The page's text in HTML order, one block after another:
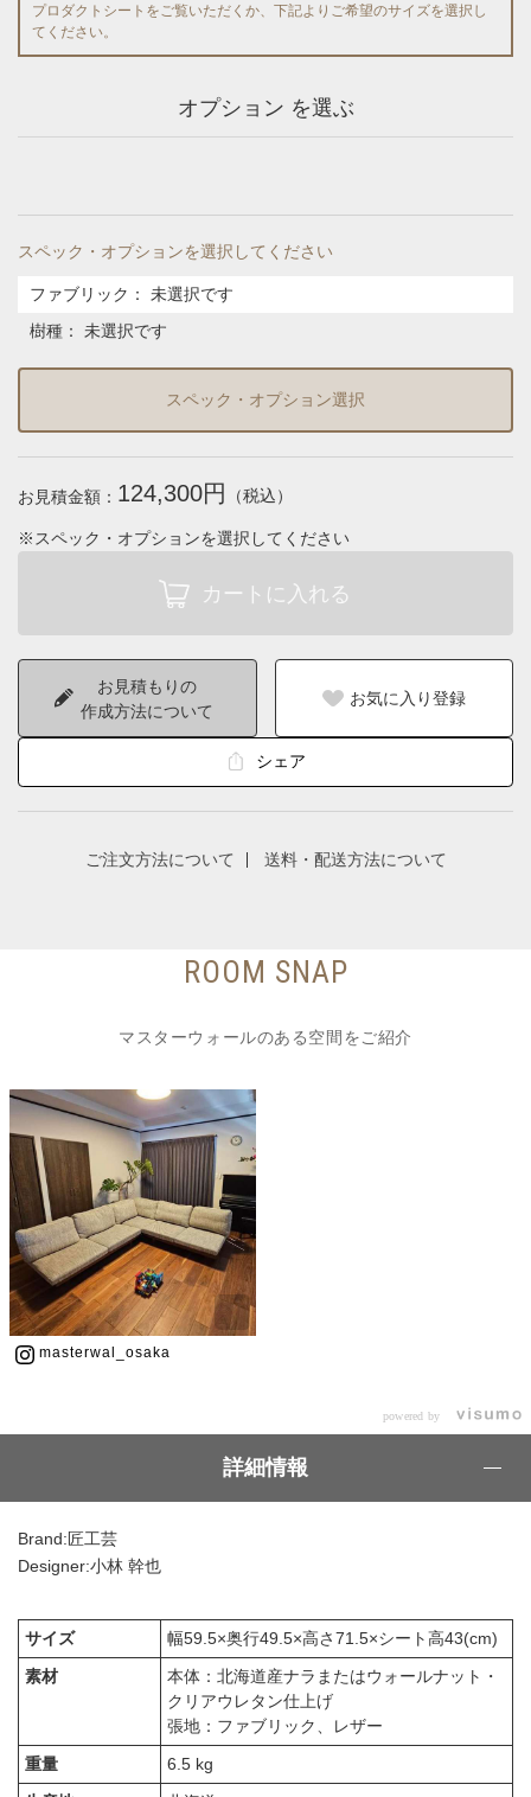
プロダクトシートをご覧いただくか、下記よりご希望のサイズを選択し
てください。
オプション を選ぶ
スペック・オプションを選択してください
ファブリック ：
未選択です
樹種 ： 未選択です
スペック・オプション選択
お見積金額： 124,300円 （税込）
※スペック・オプションを選択してください
お見積もりの
作成方法について
お気に入り登録
シェア
ご注文方法について 送料・配送方法について
ROOM SNAP
マスターウォールのある空間をご紹介
masterwal_osaka
powered by
詳細情報
Brand:匠工芸
Designer:小林 幹也
サイズ
幅59.5×奥行49.5×高さ71.5×シート高43(cm)
素材
本体：北海道産ナラまたはウォールナット・
クリアウレタン仕上げ
張地：ファブリック、レザー
重量
6.5 kg